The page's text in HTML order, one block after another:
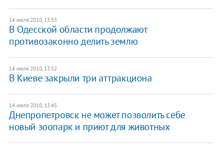
14 июля 2010, 13:55
В Одесской области продолжают
противозаконно делить землю
14 июля 2010, 13:52
В Киеве закрыли три аттракциона
14 июля 2010, 13:45
Днепропетровск не может позволить себе
новый зоопарк и приют для животных